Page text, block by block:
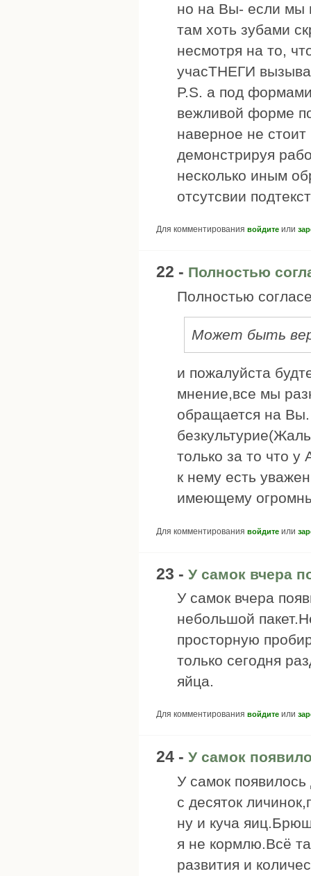
но на Вы- если мы
там хоть зубами
несмотря на то,
учасТНЕГИ
P.S. а под
вежливой форме
наверное не
демонстрируя
несколько иным
отсутсвии
Для комментирования войдите или
22 - Полностью
Полностью
Может быть
и пожалуйста
мнение,все мы
обращается на
только за то что
к нему есть
имеющему
Для комментирования войдите или
23 - У самок вчера
У самок вчера
небольшой
просторную
только сегодня
яйца.
Для комментирования войдите или
24 - У самок
У самок
с десяток
ну и куча
я не кормлю.Всё
развития и